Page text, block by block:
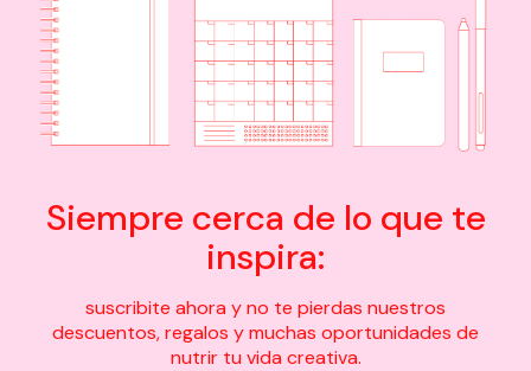
Siempre cerca de lo que te
inspira:
suscribite ahora y no te pierdas nuestros
descuentos, regalos y muchas oportunidades de
nutrir tu vida creativa.